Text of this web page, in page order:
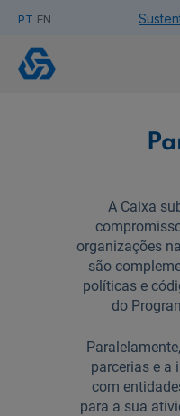
PT EN
Saiba mais sobre a
Empresas
Parcerias
A Caixa
organizações
são
políticas e
do
parcerias e a
com
para a sua